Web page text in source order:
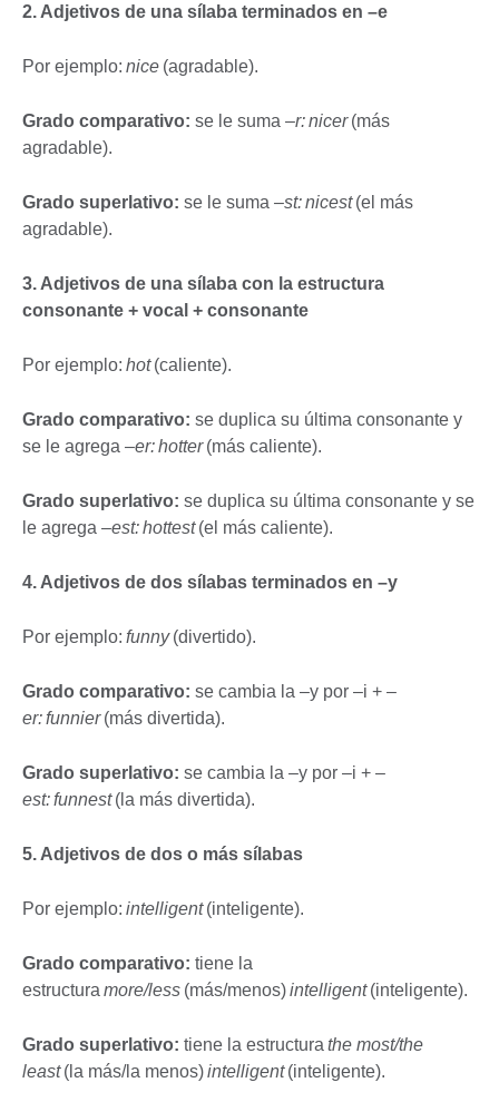
2. Adjetivos de una sílaba terminados en –e
Por ejemplo: nice (agradable).
Grado comparativo: se le suma –r: nicer(más
agradable).
Grado superlativo: se le suma –st: nicest(el más
agradable).
3. Adjetivos de una sílaba con la estructura
consonante + vocal + consonante
Por ejemplo: hot(caliente).
Grado comparativo: se duplica su última consonante y
se le agrega –er: hotter(más caliente).
Grado superlativo: se duplica su última consonante y se
le agrega –est: hottest(el más caliente).
4. Adjetivos de dos sílabas terminados en –y
Por ejemplo: funny(divertido).
Grado comparativo: se cambia la –y por –i + –
er: funnier(más divertida).
Grado superlativo: se cambia la –y por –i + –
est: funnest(la más divertida).
5. Adjetivos de dos o más sílabas
Por ejemplo: intelligent(inteligente).
Grado comparativo: tiene la
estructura more/less (más/menos)intelligent(inteligente).
Grado superlativo: tiene la estructura the most/the
least(la más/la menos)intelligent(inteligente).